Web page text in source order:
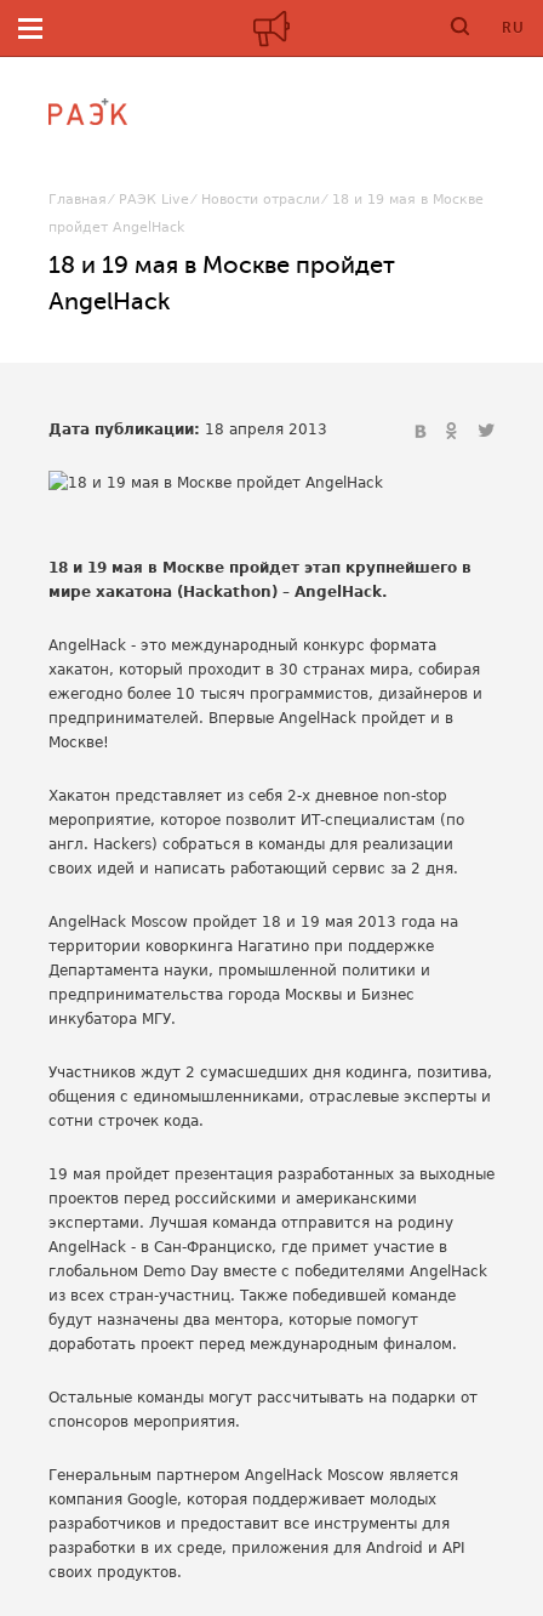
RU
Главная РАЭК Live Новости отрасли
18 и 19 мая в Москве
пройдет AngelHack
18 и 19 мая в Москве пройдет
AngelHack
Дата публикации: 18 апреля 2013
18 и 19 мая в Москве пройдет этап крупнейшего в
мире хакатона (Hackathon) – AngelHack.
AngelHack - это международный конкурс формата
хакатон, который проходит в 30 странах мира, собирая
ежегодно более 10 тысяч программистов, дизайнеров и
предпринимателей. Впервые AngelHack пройдет и в
Москве!
Хакатон представляет из себя 2-х дневное non-stop
мероприятие, которое позволит ИТ-специалистам (по
англ. Hackers) собраться в команды для реализации
своих идей и написать работающий сервис за 2 дня.
AngelHack Moscow пройдет 18 и 19 мая 2013 года на
территории коворкинга Нагатино при поддержке
Департамента науки, промышленной политики и
предпринимательства города Москвы и Бизнес
инкубатора МГУ.
Участников ждут 2 сумасшедших дня кодинга, позитива,
общения с единомышленниками, отраслевые эксперты и
сотни строчек кода.
19 мая пройдет презентация разработанных за выходные
проектов перед российскими и американскими
экспертами. Лучшая команда отправится на родину
AngelHack - в Сан-Франциско, где примет участие в
глобальном Demo Day вместе с победителями AngelHack
из всех стран-участниц. Также победившей команде
будут назначены два ментора, которые помогут
доработать проект перед международным финалом.
Остальные команды могут рассчитывать на подарки от
спонсоров мероприятия.
Генеральным партнером AngelHack Moscow является
компания Google, которая поддерживает молодых
разработчиков и предоставит все инструменты для
разработки в их среде, приложения для Android и API
своих продуктов.